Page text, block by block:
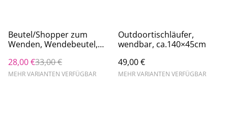
%
Beutel/Shopper zum
Wenden, Wendebeutel,
Jeanspatchwork
28,00 €33,00 €
MEHR VARIANTEN VERFÜGBAR
Outdoortischläufer,
wendbar, ca.140×45cm
49,00 €
MEHR VARIANTEN VERFÜGBAR